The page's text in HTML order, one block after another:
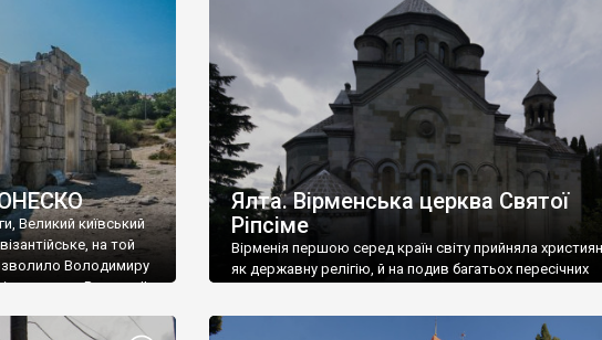
з фондів об’єкту
Таврійського».
але експерти та
називаються «повстяками» (postaki)…” “Вино. Крим
виробляє відмінне вино і його вдосталь: воно все
легке біле і дуже […]
ЮНЕСКО
Великий київський
на той
Володимиру
Василю ІІ,
Ялта. Вірменська церква Святої
Ріпсіме
Вірменія першою серед країн світу прийняла
як державну релігію, й на подив багатьох пересічних